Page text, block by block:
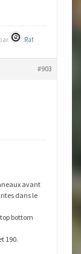
Raf.
#903
avant
dans le
bottom
190.